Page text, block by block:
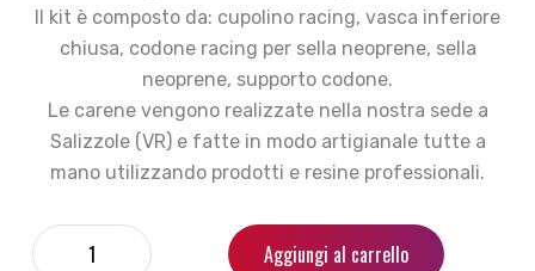
Il kit è composto da: cupolino racing, vasca inferiore
chiusa, codone racing per sella neoprene, sella
neoprene, supporto codone.
Le carene vengono realizzate nella nostra sede a
Salizzole (VR) e fatte in modo artigianale tutte a
mano utilizzando prodotti e resine professionali.
Aggiungi al carrello